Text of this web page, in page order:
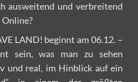
ausweitend und verbreitend
Online?
LAND! beginnt am 06.12. –
sein, was man zu sehen
und real, im Hinblick auf ein